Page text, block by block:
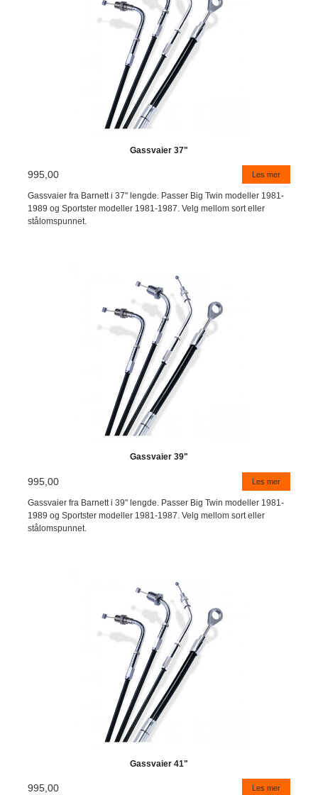
Gassvaier 37"
995,00 Les mer
Gassvaier fra Barnett i 37" lengde. Passer Big Twin modeller 1981-
1989 og Sportster modeller 1981-1987. Velg mellom sort eller
stålomspunnet.
Gassvaier 39"
995,00 Les mer
Gassvaier fra Barnett i 39" lengde. Passer Big Twin modeller 1981-
1989 og Sportster modeller 1981-1987. Velg mellom sort eller
stålomspunnet.
Gassvaier 41"
995,00 Les mer